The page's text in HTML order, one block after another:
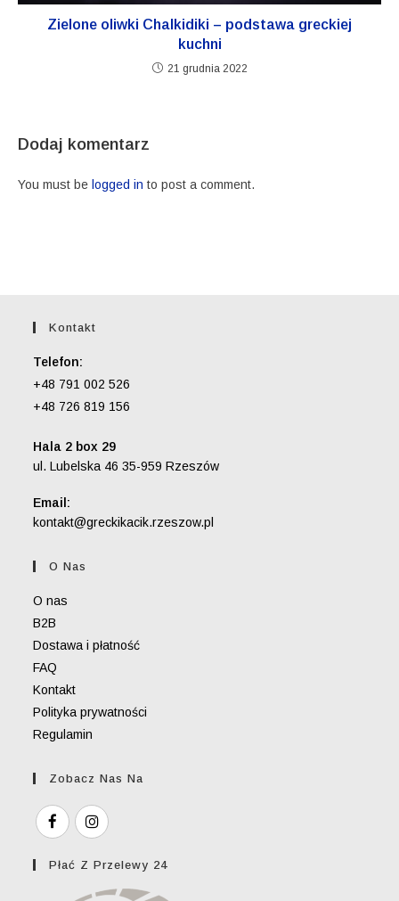
Zielone oliwki Chalkidiki – podstawa greckiej
kuchni
21 grudnia 2022
Dodaj komentarz
You must be logged in to post a comment.
Kontakt
Telefon:
+48 791 002 526
+48 726 819 156
Hala 2 box 29
ul. Lubelska 46 35-959 Rzeszów
Email:
kontakt@greckikacik.rzeszow.pl
O Nas
O nas
B2B
Dostawa i płatność
FAQ
Kontakt
Polityka prywatności
Regulamin
Zobacz Nas Na
Płać Z Przelewy 24